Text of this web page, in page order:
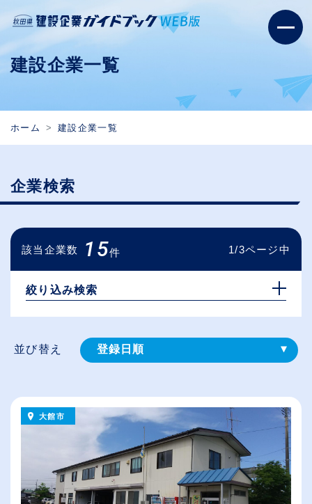
建設企業一覧
ホーム 建設企業一覧
企業検索
該当企業数 15件 1/3ページ中
絞り込み検索
並び替え 登録⽇順
（⾼卒の給与を基準）
従業員が多い順
休日数が多い順
大館市